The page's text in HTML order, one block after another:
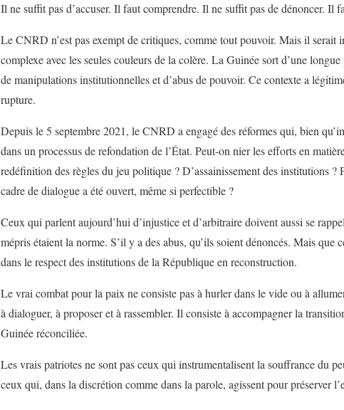
Il ne suffit pas d’accuser. Il faut comprendre. Il ne suffit pas de dénoncer. Il
Le CNRD n’est pas exempt de critiques, comme tout pouvoir. Mais il serait
complexe avec les seules couleurs de la colère. La Guinée sort d’une
de manipulations institutionnelles et d’abus de pouvoir. Ce contexte a
rupture.
Depuis le 5 septembre 2021, le CNRD a engagé des réformes qui, bien
dans un processus de refondation de l’État. Peut-on nier les efforts en
redéfinition des règles du jeu politique ? D’assainissement des institutions
cadre de dialogue a été ouvert, même si perfectible ?
Ceux qui parlent aujourd’hui d’injustice et d’arbitraire doivent aussi se
mépris étaient la norme. S’il y a des abus, qu’ils soient dénoncés. Mais que
dans le respect des institutions de la République en reconstruction.
Le vrai combat pour la paix ne consiste pas à hurler dans le vide ou à
à dialoguer, à proposer et à rassembler. Il consiste à accompagner la
Guinée réconciliée.
Les vrais patriotes ne sont pas ceux qui instrumentalisent la souffrance du
ceux qui, dans la discrétion comme dans la parole, agissent pour préserver